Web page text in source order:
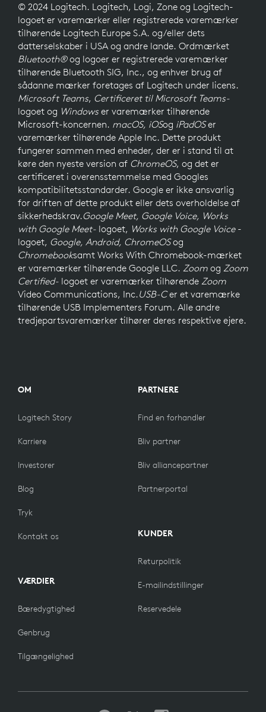
© 2024 Logitech. Logitech, Logi, Zone og Logitech-
logoet er varemærker eller registrerede varemærker
tilhørende Logitech Europe S.A. og/eller dets
datterselskaber i USA og andre lande. Ordmærket
Bluetooth®og logoer er registrerede varemærker
tilhørende Bluetooth SIG, Inc., og enhver brug af
sådanne mærker foretages af Logitech under licens.
Microsoft Teams, Certificeret til Microsoft Teams-
logoet og Windowser varemærker tilhørende
Microsoft-koncernen. macOS, iOSog iPadOSer
varemærker tilhørende Apple Inc. Dette produkt
fungerer sammen med enheder, der er i stand til at
køre den nyeste version af ChromeOS, og det er
certificeret i overensstemmelse med Googles
kompatibilitetsstandarder. Google er ikke ansvarlig
for driften af dette produkt eller dets overholdelse af
sikkerhedskrav.Google Meet, Google Voice, Works
with Google Meet- logoet, Works with Google Voice-
logoet, Google, Android, ChromeOSog
Chromebooksamt Works With Chromebook-mærket
er varemærker tilhørende Google LLC. Zoom og Zoom
Certified- logoet er varemærker tilhørende Zoom
Video Communications, Inc.USB-Cer et varemærke
tilhørende USB Implementers Forum. Alle andre
tredjepartsvaremærker tilhører deres respektive ejere.
OM
Logitech Story
Karriere
Investorer
Blog
Tryk
Kontakt os
VÆRDIER
Bæredygtighed
Genbrug
Tilgængelighed
PARTNERE
Find en forhandler
Bliv partner
Bliv alliancepartner
Partnerportal
KUNDER
Returpolitik
E-mailindstillinger
Reservedele